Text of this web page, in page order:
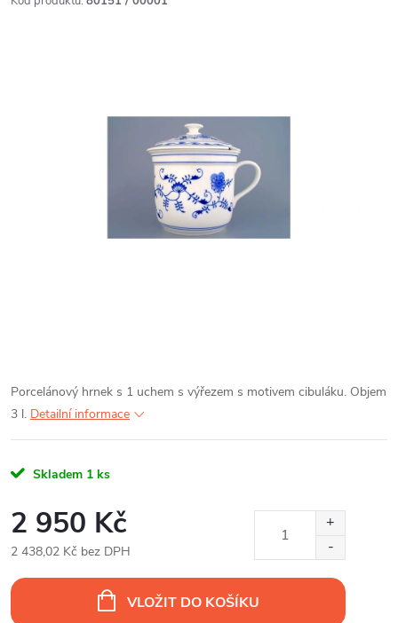
Porcelánový hrnek s 1 uchem s výřezem s motivem cibuláku. Objem
3 l. Detailní informace
Skladem 1 ks
2 950 Kč
2 438,02 Kč bez DPH
cena:
VLOŽIT DO KOŠÍKU